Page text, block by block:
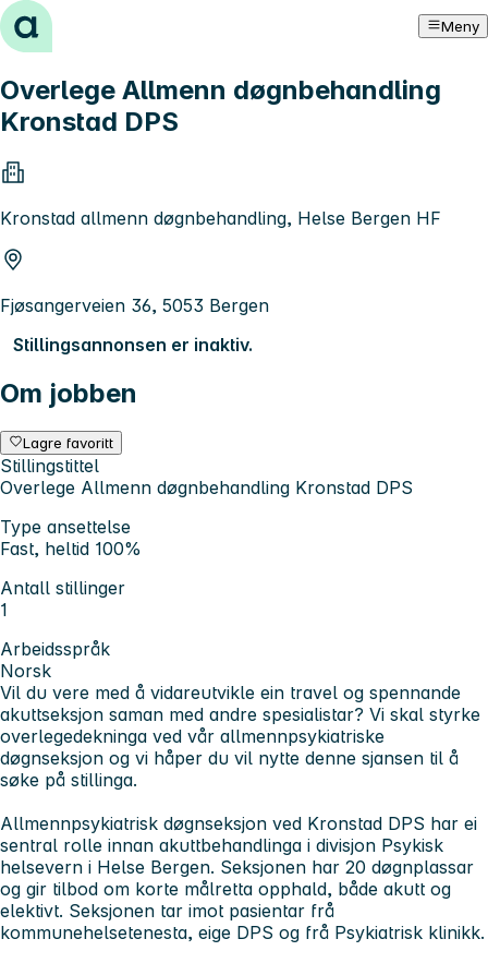
Hopp til innhold Meny
Overlege Allmenn døgnbehandling
Kronstad DPS
Kronstad allmenn døgnbehandling, Helse Bergen HF
Fjøsangerveien 36, 5053 Bergen
Stillingsannonsen er inaktiv.
Om jobben
Lagre favoritt
Stillingstittel
Overlege Allmenn døgnbehandling Kronstad DPS
Type ansettelse
Fast, heltid 100%
Antall stillinger
1
Arbeidsspråk
Norsk
Vil du vere med å vidareutvikle ein travel og spennande
akuttseksjon saman med andre spesialistar? Vi skal styrke
overlegedekninga ved vår allmennpsykiatriske
døgnseksjon og vi håper du vil nytte denne sjansen til å
søke på stillinga.
Allmennpsykiatrisk døgnseksjon ved Kronstad DPS har ei
sentral rolle innan akuttbehandlinga i divisjon Psykisk
helsevern i Helse Bergen. Seksjonen har 20 døgnplassar
og gir tilbod om korte målretta opphald, både akutt og
elektivt. Seksjonen tar imot pasientar frå
kommunehelsetenesta, eige DPS og frå Psykiatrisk klinikk.